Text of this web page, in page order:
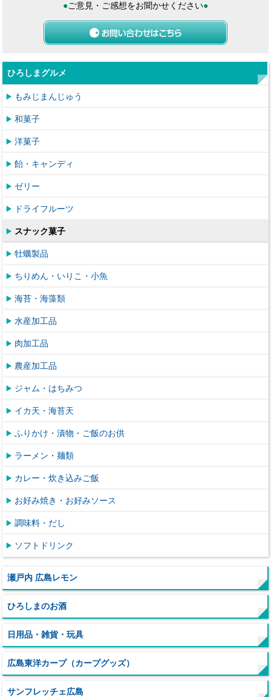
●ご意見・ご感想をお聞かせください●
ひろしまグルメ
もみじまんじゅう
和菓子
洋菓子
飴・キャンディ
ゼリー
ドライフルーツ
スナック菓子
牡蠣製品
ちりめん・いりこ・小魚
海苔・海藻類
水産加工品
肉加工品
農産加工品
ジャム・はちみつ
イカ天・海苔天
ふりかけ・漬物・ご飯のお供
ラーメン・麺類
カレー・炊き込みご飯
お好み焼き・お好みソース
調味料・だし
ソフトドリンク
瀬戸内 広島レモン
ひろしまのお酒
日用品・雑貨・玩具
広島東洋カープ（カープグッズ）
サンフレッチェ広島